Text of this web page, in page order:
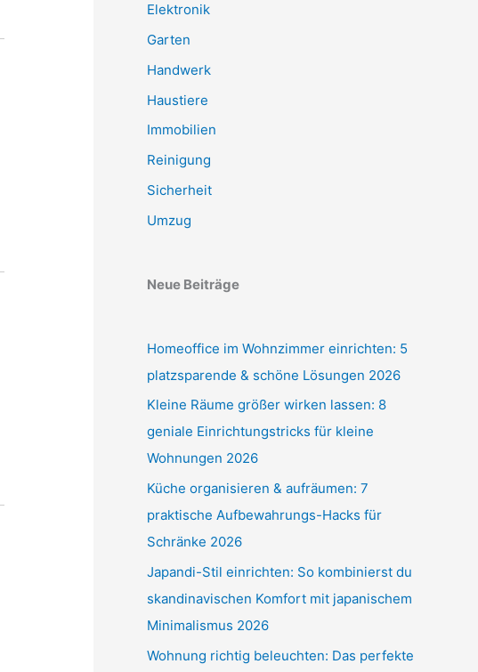
Elektronik
Garten
Handwerk
Haustiere
Immobilien
Reinigung
Sicherheit
Umzug
Neue Beiträge
Homeoffice im Wohnzimmer einrichten: 5
platzsparende & schöne Lösungen 2026
Kleine Räume größer wirken lassen: 8
geniale Einrichtungstricks für kleine
Wohnungen 2026
Küche organisieren & aufräumen: 7
praktische Aufbewahrungs-Hacks für
Schränke 2026
Japandi-Stil einrichten: So kombinierst du
skandinavischen Komfort mit japanischem
Minimalismus 2026
Wohnung richtig beleuchten: Das perfekte